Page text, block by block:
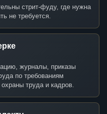
стрит-фуду, где нужна
не требуется.
журналы, приказы
по требованиям
труда и кадров.